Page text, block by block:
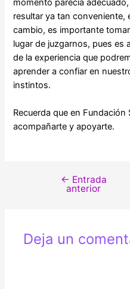
momento parecía
resultar ya tan conveniente,
cambio, es importante
lugar de juzgarnos, pues es
de la experiencia que
aprender a confiar en
instintos.
Recuerda que en Fundación
acompañarte y apoyarte.
Navegación
← Entrada
anterior
Deja un